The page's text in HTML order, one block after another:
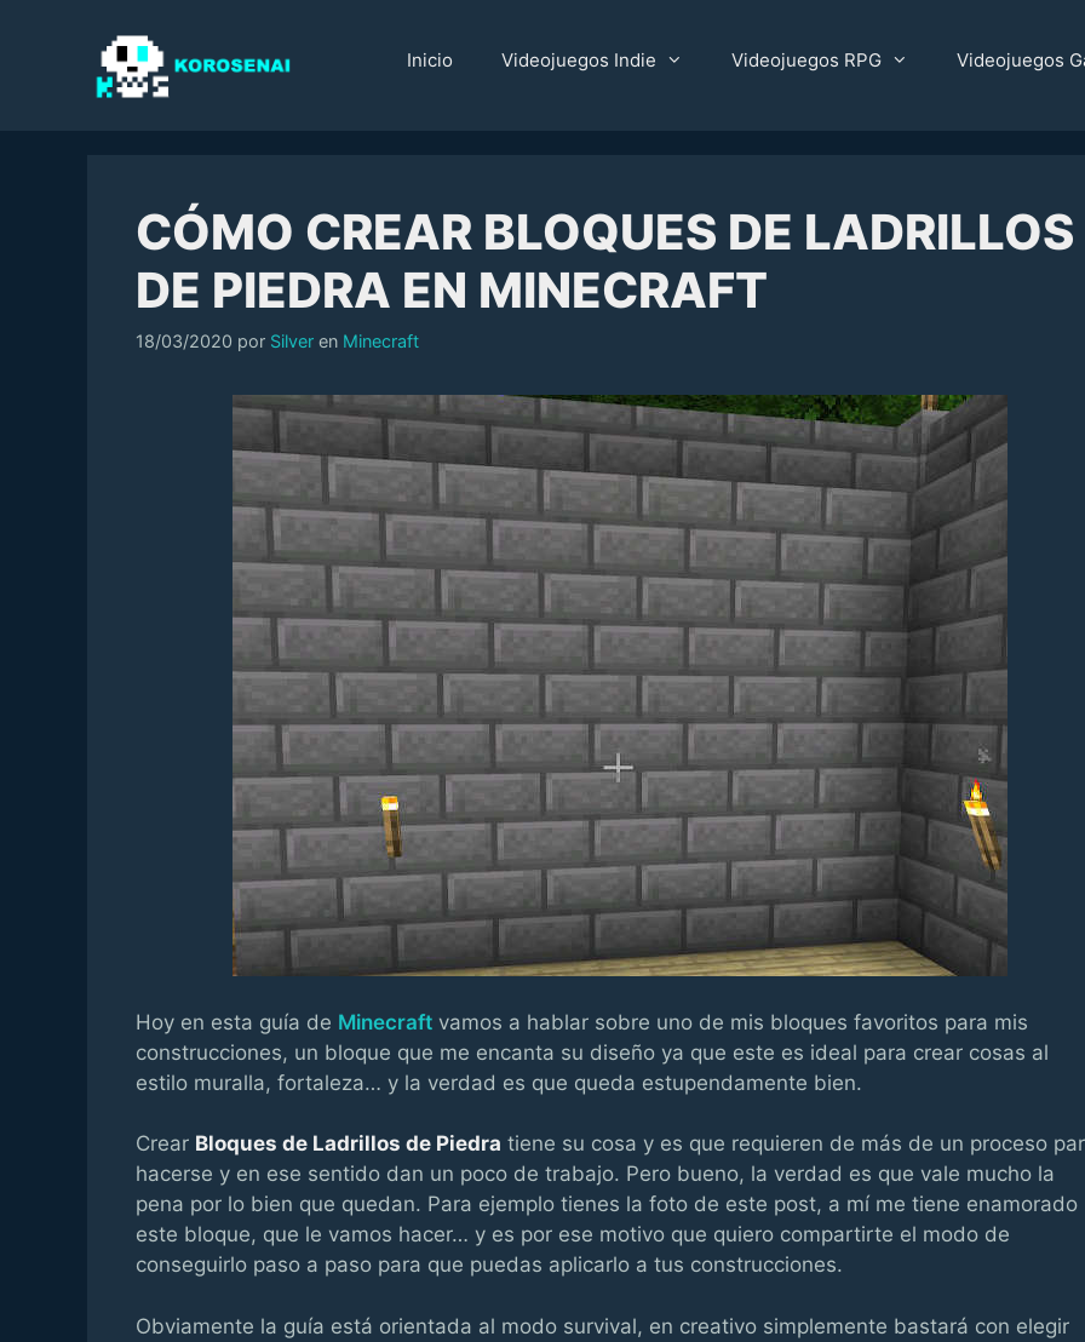
Inicio Videojuegos Indie Videojuegos RPG Videojuegos
CÓMO CREAR BLOQUES DE LADRILLOS
DE PIEDRA EN MINECRAFT
18/03/2020 por Silver en Categorías
Minecraft
Hoy en esta guía de Minecraft vamos a hablar sobre uno de mis bloques favoritos para mis
construcciones, un bloque que me encanta su diseño ya que este es ideal para crear cosas al
estilo muralla, fortaleza… y la verdad es que queda estupendamente bien.
Crear Bloques de Ladrillos de Piedra tiene su cosa y es que requieren de más de un proceso
hacerse y en ese sentido dan un poco de trabajo. Pero bueno, la verdad es que vale mucho la
pena por lo bien que quedan. Para ejemplo tienes la foto de este post, a mí me tiene enamorado
este bloque, que le vamos hacer… y es por ese motivo que quiero compartirte el modo de
conseguirlo paso a paso para que puedas aplicarlo a tus construcciones.
Obviamente la guía está orientada al modo survival, en creativo simplemente bastará con elegir